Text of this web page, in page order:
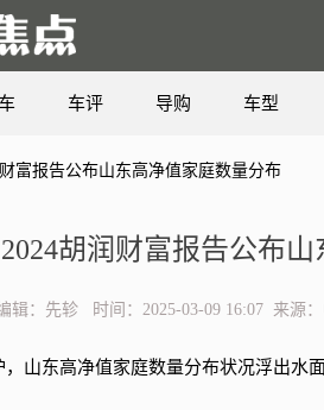
车评 导购 车型
富报告公布山东高净值家庭数量分布
2024胡润财富报告公布
辑：先轸 时间：2025-03-09 16:07 来源
，山东高净值家庭数量分布状况浮出水面